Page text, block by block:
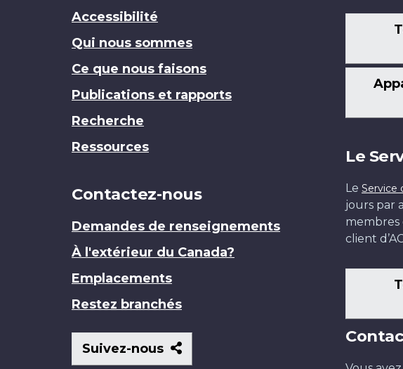
Accessibilité
Qui nous sommes
Ce que nous faisons
Publications et rapports
Recherche
Ressources
Contactez-nous
Demandes de renseignements
À l'extérieur du Canada?
Emplacements
Restez branchés
Suivez-nous
Suivez-
nous
Le
Le Service
jours par
membres
client